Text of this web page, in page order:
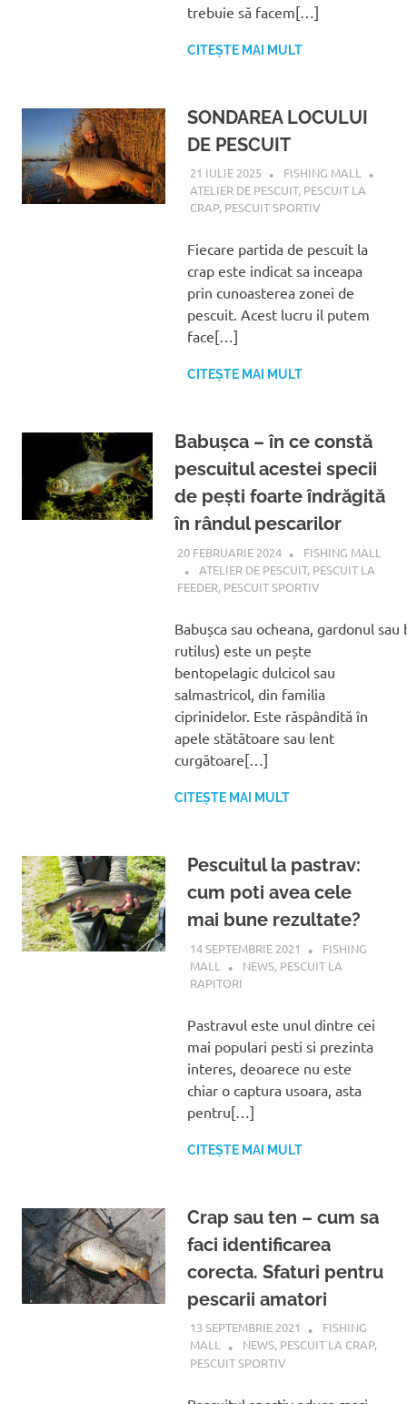
trebuie să facem[…]
CITEȘTE MAI MULT
SONDAREA LOCULUI
DE PESCUIT
21 IULIE 2025
FISHING MALL
ATELIER DE PESCUIT, PESCUIT LA
CRAP, PESCUIT SPORTIV
Fiecare partida de pescuit la
crap este indicat sa inceapa
prin cunoasterea zonei de
pescuit. Acest lucru il putem
face[…]
CITEȘTE MAI MULT
Babușca – în ce constă
pescuitul acestei specii
de pești foarte îndrăgită
în rândul pescarilor
20 FEBRUARIE 2024
FISHING MALL
ATELIER DE PESCUIT, PESCUIT LA
FEEDER, PESCUIT SPORTIV
Babușca sau ocheana, gardonul
rutilus) este un pește
bentopelagic dulcicol sau
salmastricol, din familia
ciprinidelor. Este răspândită în
apele stătătoare sau lent
curgătoare[…]
CITEȘTE MAI MULT
Pescuitul la pastrav:
cum poti avea cele
mai bune rezultate?
14 SEPTEMBRIE 2021
FISHING
MALL
NEWS, PESCUIT LA
RAPITORI
Pastravul este unul dintre cei
mai populari pesti si prezinta
interes, deoarece nu este
chiar o captura usoara, asta
pentru[…]
CITEȘTE MAI MULT
Crap sau ten – cum sa
faci identificarea
corecta. Sfaturi pentru
pescarii amatori
13 SEPTEMBRIE 2021
FISHING
MALL
NEWS, PESCUIT LA CRAP,
PESCUIT SPORTIV